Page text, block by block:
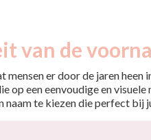
van de
er door de jaren
op een eenvoudige en
naam te kiezen die perfect bij